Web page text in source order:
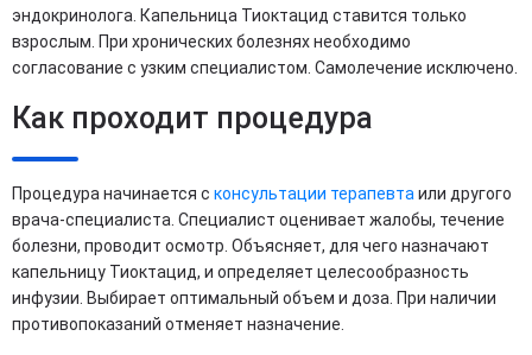
эндокринолога. Капельница Тиоктацид ставится только
взрослым. При хронических болезнях необходимо
согласование с узким специалистом. Самолечение исключено.
Как проходит процедура
Процедура начинается с консультации терапевта или другого
врача-специалиста. Специалист оценивает жалобы, течение
болезни, проводит осмотр. Объясняет, для чего назначают
капельницу Тиоктацид, и определяет целесообразность
инфузии. Выбирает оптимальный объем и доза. При наличии
противопоказаний отменяет назначение.